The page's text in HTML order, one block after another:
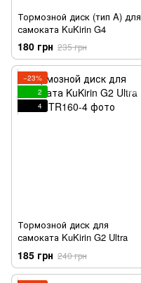
Тормозной диск (тип A) для
самоката KuKirin G4
180 грн 235 грн
−23%
2
4
Тормозной диск для
самоката KuKirin G2 Ultra
185 грн 240 грн